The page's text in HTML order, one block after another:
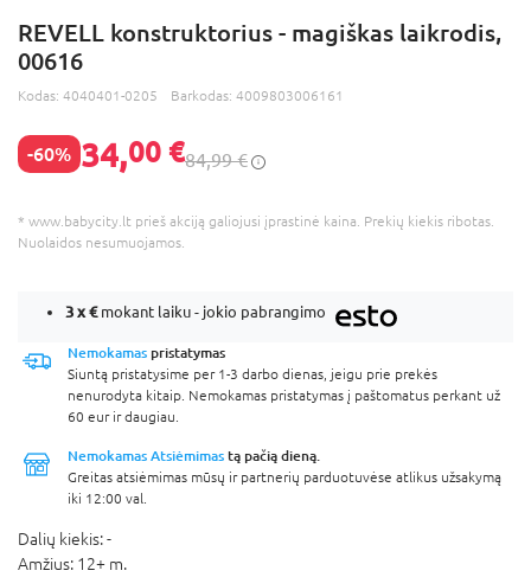
REVELL konstruktorius - magiškas laikrodis,
00616
Kodas: 4040401-0205 Barkodas: 4009803006161
-60% 34,00 €84,99 €
* www.babycity.lt prieš akciją galiojusi įprastinė kaina. Prekių kiekis ribotas.
Nuolaidos nesumuojamos.
3 x€mokant laiku - jokio pabrangimo
Nemokamas pristatymas
Siuntą pristatysime per 1-3 darbo dienas, jeigu prie prekės
nenurodyta kitaip. Nemokamas pristatymas į paštomatus perkant už
60 eur ir daugiau.
Nemokamas Atsiėmimas tą pačią dieną.
Greitas atsiėmimas mūsų ir partnerių parduotuvėse atlikus užsakymą
iki 12:00 val.
Dalių kiekis:-
Amžius: 12+ m.